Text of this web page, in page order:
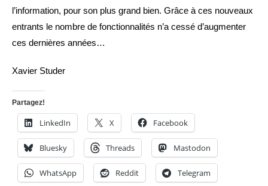
l’information, pour son plus grand bien. Grâce à ces nouveaux
entrants le nombre de fonctionnalités n’a cessé d’augmenter
ces dernières années…
Xavier Studer
Partagez!
LinkedIn X Facebook
Bluesky Threads Mastodon
WhatsApp Reddit Telegram